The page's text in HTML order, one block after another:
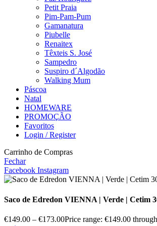
Petit Praia
Pim-Pam-Pum
Gamanatura
Piubelle
Renaitex
Têxteis S. José
Sampedro
Suspiro d´Algodão
Walking Mum
Páscoa
Natal
HOMEWARE
PROMOÇÃO
Favoritos
Login / Register
Carrinho de Compras
Fechar
Facebook Instagram
Saco de Edredon VIENNA | Verde | Cetim
€149.00 – €173.00Price range: €149.00